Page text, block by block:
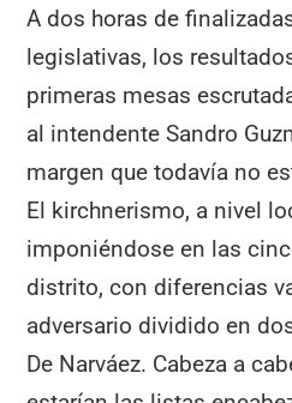
b
o
o
k
A
p
p
a
m
A dos horas de
legislativas, los
primeras mesas
al intendente Sandro
margen que todavía no
El kirchnerismo, a nivel
imponiéndose en las
distrito, con diferencias
adversario dividido en
De Narváez. Cabeza a